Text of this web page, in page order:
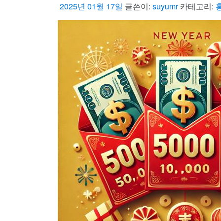
2025년 01월 17일 글쓴이: suyumr 카테고리: